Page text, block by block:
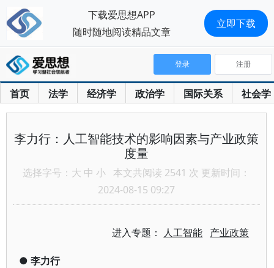
首页 法学 经济学 政治学 国际关系 社会学
登录 注册
李力行：人工智能技术的影响因素与产业政策
度量
选择字号： 大 中 小 本文共阅读 2541 次 更新时间：
2024-08-15 09:27
进入专题： 人工智能 产业政策
● 李力行
下载爱思想APP
随时随地阅读精品文章
立即下载